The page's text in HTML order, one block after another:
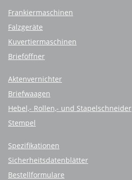
Frankiermaschinen
Falzgeräte
Kuvertiermaschinen
Brieföffner
Aktenvernichter
Briefwaagen
Hebel,- Rollen,- und Stapelschneider
Stempel
Spezifikationen
Sicherheitsdatenblätter
Bestellformulare